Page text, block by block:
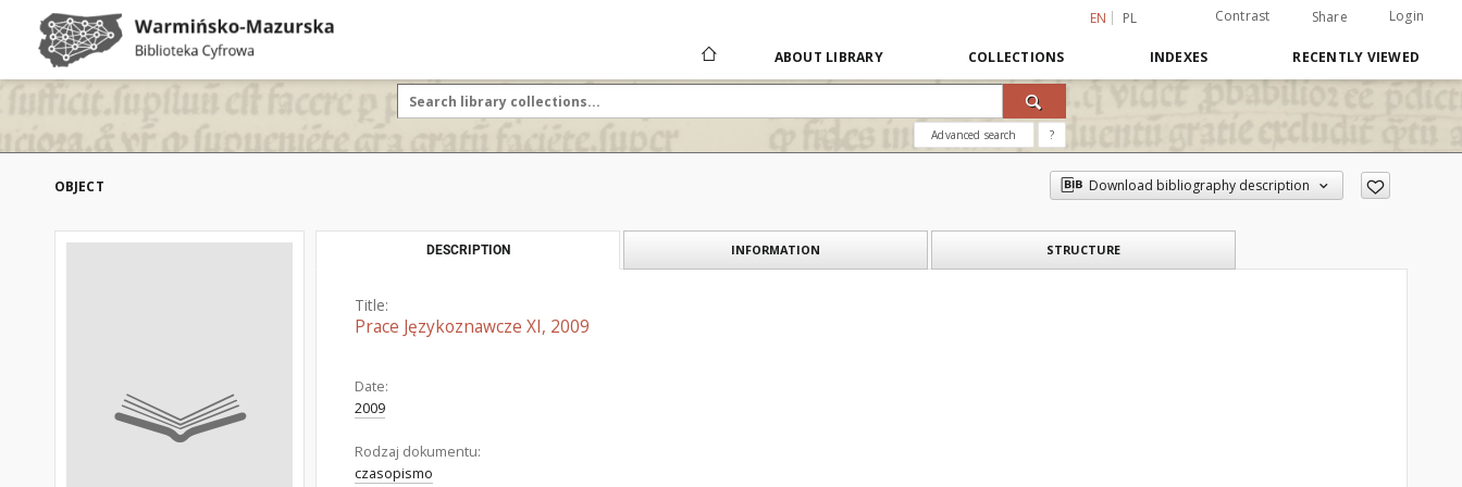
EN PL Contrast Share Login
ABOUT LIBRARY COLLECTIONS INDEXES RECENTLY VIEWED
Advanced search ?
OBJECT Download bibliography description
DESCRIPTION INFORMATION STRUCTURE
Title:
Prace Językoznawcze XI, 2009
Date:
2009
Rodzaj dokumentu:
czasopismo